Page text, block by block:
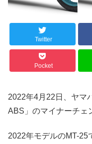
Twitter
Pocket
2022年4月22日、ヤマ
ABS」のマイナーチェ
2022年モデルのMT-25